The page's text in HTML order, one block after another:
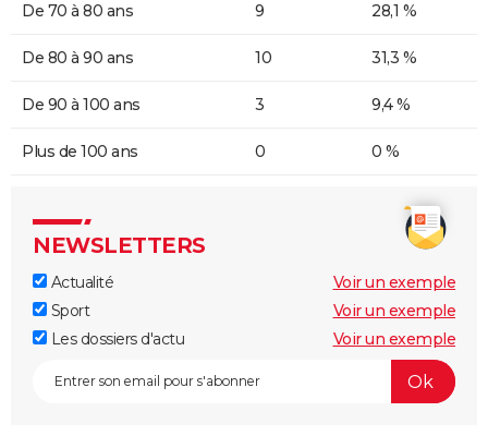
De 70 à 80 ans 9 28,1 %
De 80 à 90 ans 10 31,3 %
De 90 à 100 ans 3 9,4 %
Plus de 100 ans 0 0 %
NEWSLETTERS
Actualité
Voir un exemple
Sport
Voir un exemple
Les dossiers d'actu
Voir un exemple